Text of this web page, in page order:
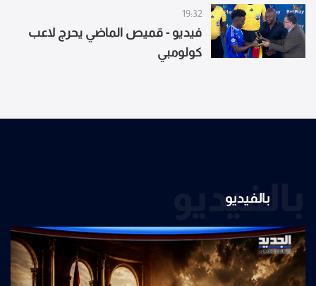
19:32
فيديو - قميص الماضي يحرج لاعب
كولومبي
بالفيديو
بالفيديو